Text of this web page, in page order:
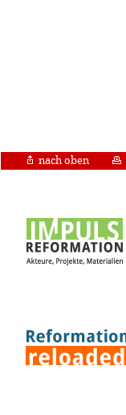
nach oben